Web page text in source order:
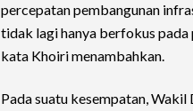
percepatan pembangunan
tidak lagi hanya berfokus pada
kata Khoiri menambahkan.
Pada suatu kesempatan,